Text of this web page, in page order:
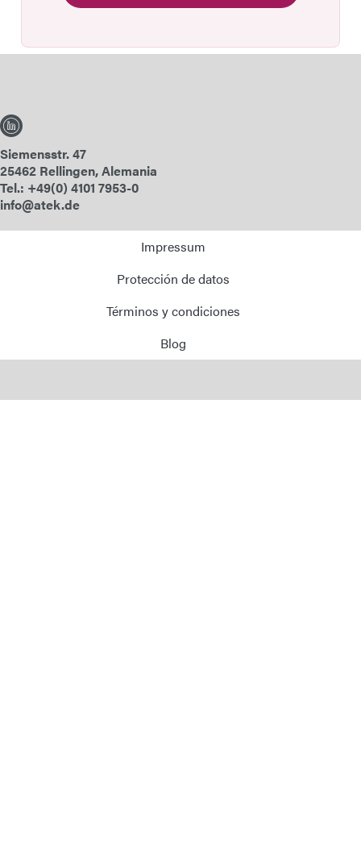
Siemensstr. 47
25462 Rellingen, Alemania
Tel.: +49(0) 4101 7953-0
info@atek.de
Impressum
Protección de datos
Términos y condiciones
Blog